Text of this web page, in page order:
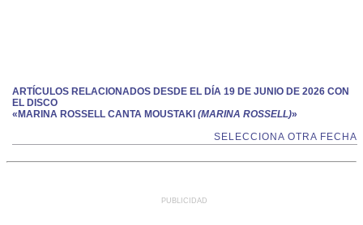
ARTÍCULOS RELACIONADOS DESDE EL DÍA 19 DE JUNIO DE 2026 CON
EL DISCO
«MARINA ROSSELL CANTA MOUSTAKI (MARINA ROSSELL)»
SELECCIONA OTRA FECHA
PUBLICIDAD